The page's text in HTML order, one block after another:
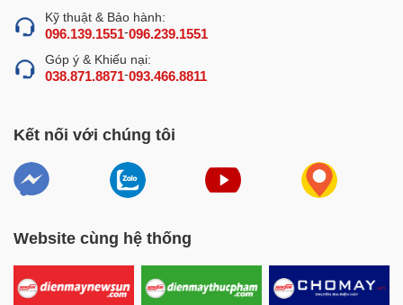
Kỹ thuật & Bảo hành:
096.139.1551-096.239.1551
Góp ý & Khiếu nại:
038.871.8871-093.466.8811
Kết nối với chúng tôi
Website cùng hệ thống